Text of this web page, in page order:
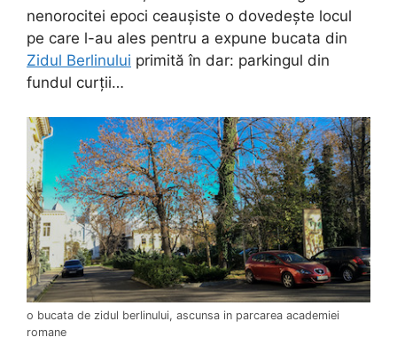
nenorocitei epoci ceaușiste o dovedește locul
pe care l-au ales pentru a expune bucata din
Zidul Berlinului primită în dar: parkingul din
fundul curții…
o bucata de zidul berlinului, ascunsa in parcarea academiei
romane